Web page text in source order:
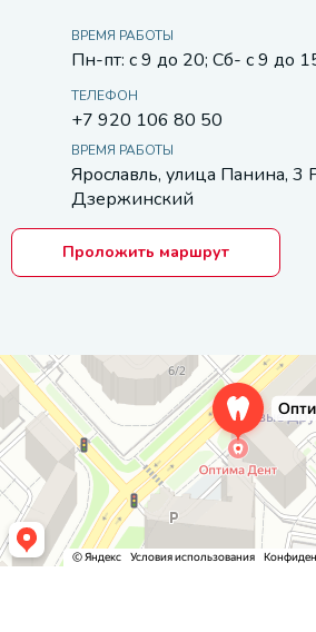
Оптима Дент
Стоматологическая клиника в Ярославле
ВРЕМЯ РАБОТЫ
Пн-пт: с 9 до 20; Сб- с 9 до
ТЕЛЕФОН
+7 920 106 80 50
ВРЕМЯ РАБОТЫ
Ярославль, улица Панина, 3
Дзержинский
Проложить маршрут